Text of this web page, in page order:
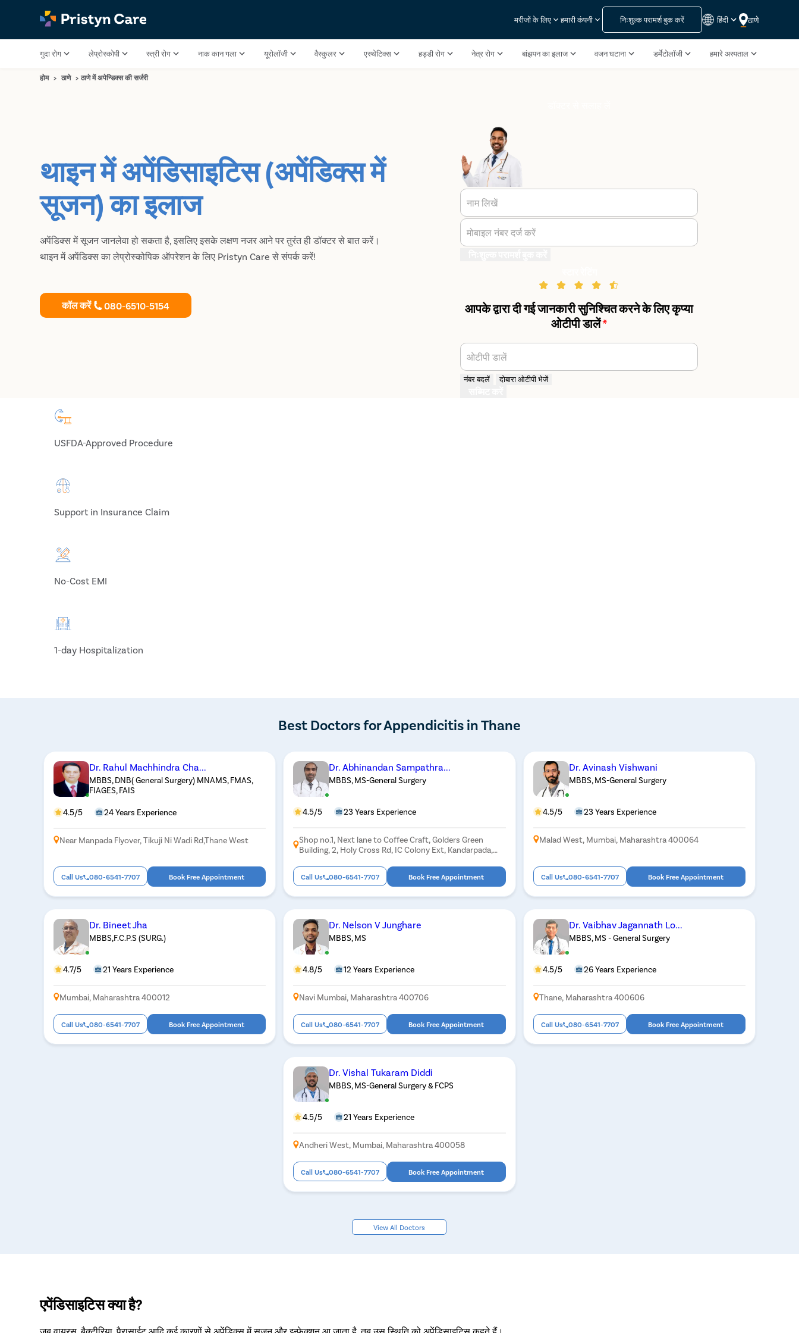
मरीजों के लिए हमारी कंपनी निःशुल्क परामर्श बुक करें हिंदी ठाणे
गुदा रोग लेप्रोस्कोपी स्त्री रोग नाक कान गला यूरोलॉजी वैस्कुलर एस्थेटिक्स हड्डी रोग नेत्र रोग बांझपन का इलाज वजन घटाना डर्मेटोलॉजी हमारे अस्पताल
होम > ठाणे > ठाणे में अपेन्डिक्स की सर्जरी
थाइन में अपेंडिसाइटिस (अपेंडिक्स में
सूजन) का इलाज
अपेंडिक्स में सूजन जानलेवा हो सकता है, इसलिए इसके लक्षण नजर आने पर तुरंत ही डॉक्टर से बात करें।
थाइन में अपेंडिक्स का लेप्रोस्कोपिक ऑपरेशन के लिए Pristyn Care से संपर्क करें!
कॉल करें 080-6510-5154
नाम लिखें
मोबाइल नंबर दर्ज करें
आपके द्वारा दी गई जानकारी सुनिश्चित करने के लिए कृप्या
ओटीपी डालें*
ओटीपी डालें
नंबर बदलें दोबारा ओटीपी भेजें
USFDA-Approved Procedure
Support in Insurance Claim
No-Cost EMI
1-day Hospitalization
Best Doctors for Appendicitis in Thane
Dr. Rahul Machhindra Cha...
MBBS, DNB( General Surgery) MNAMS, FMAS,
FIAGES, FAIS
4.5/5 24 Years Experience
Near Manpada Flyover, Tikuji Ni Wadi Rd,Thane West
Call Us 080-6541-7707 Book Free Appointment
Dr. Abhinandan Sampathra...
MBBS, MS-General Surgery
4.5/5 23 Years Experience
Shop no.1, Next lane to Coffee Craft, Golders Green
Building, 2, Holy Cross Rd, IC Colony Ext, Kandarpada,
Call Us 080-6541-7707 Book Free Appointment
Dr. Avinash Vishwani
MBBS, MS-General Surgery
4.5/5 23 Years Experience
Malad West, Mumbai, Maharashtra 400064
Call Us 080-6541-7707 Book Free Appointment
Dr. Bineet Jha
MBBS,F.C.P.S (SURG.)
4.7/5 21 Years Experience
Mumbai, Maharashtra 400012
Call Us 080-6541-7707 Book Free Appointment
Dr. Nelson V Junghare
MBBS, MS
4.8/5 12 Years Experience
Navi Mumbai, Maharashtra 400706
Call Us 080-6541-7707 Book Free Appointment
Dr. Vaibhav Jagannath Lo...
MBBS, MS - General Surgery
4.5/5 26 Years Experience
Thane, Maharashtra 400606
Call Us 080-6541-7707 Book Free Appointment
Dr. Vishal Tukaram Diddi
MBBS, MS-General Surgery & FCPS
4.5/5 21 Years Experience
Andheri West, Mumbai, Maharashtra 400058
Call Us 080-6541-7707 Book Free Appointment
View All Doctors
एपेंडिसाइटिस क्या है?
जब वायरस, बैक्टीरिया, पैरासाईट आदि कई कारणों से अपेंडिक्स में सूजन और इन्फेक्शन आ जाता है, तब उस स्थिति को अपेंडिसाइटिस कहते हैं।